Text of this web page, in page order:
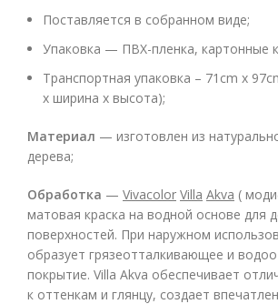
Поставляется в собранном виде;
Упаковка — ПВХ-пленка, картонные
Транспортная упаковка – 71cm x
x ширина x высота);
Материал — изготовлен из
дерева;
Обработка — Vivacolor Villa Akva (
матовая краска на водной основе для
поверхностей. При наружном
образует грязеотталкивающее и
покрытие. Villa Akva обеспечивает
к оттенкам и глянцу, создает